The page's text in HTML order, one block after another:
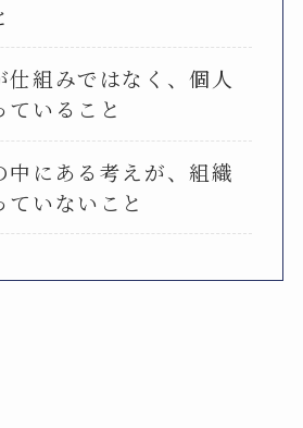
仕組みではなく、個人
いること
中にある考えが、組織
ていないこと